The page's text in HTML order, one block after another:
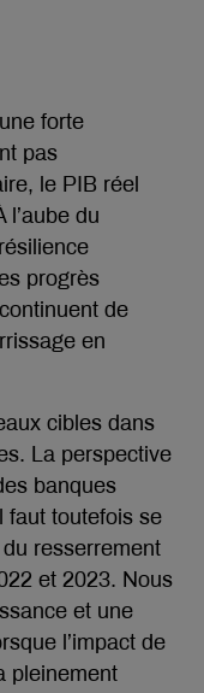
forte
pas
le PIB réel
l’aube du
progrès
de
en
cibles dans
La perspective
banques
faut toutefois se
resserrement
et 2023. Nous
et une
l’impact de
pleinement